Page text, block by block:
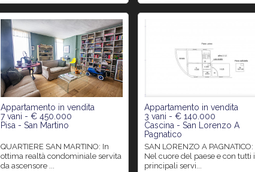
Appartamento in vendita
7 vani - € 450.000
Pisa - San Martino
QUARTIERE SAN MARTINO: In
ottima realtà condominiale servita
da ascensore ...
Appartamento in vendita
3 vani - € 140.000
Cascina - San Lorenzo A
Pagnatico
SAN LORENZO A PAGNATICO:
Nel cuore del paese e con tutti i
principali servi...